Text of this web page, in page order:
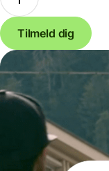
Tilmeld dig